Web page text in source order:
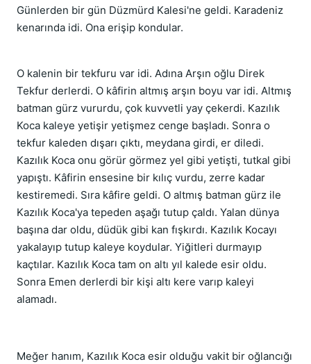
Günlerden bir gün Düzmürd Kalesi'ne geldi. Karadeniz
kenarında idi. Ona erişip kondular.
O kalenin bir tekfuru var idi. Adına Arşın oğlu Direk
Tekfur derlerdi. O kâfirin altmış arşın boyu var idi. Altmış
batman gürz vururdu, çok kuvvetli yay çekerdi. Kazılık
Koca kaleye yetişir yetişmez cenge başladı. Sonra o
tekfur kaleden dışarı çıktı, meydana girdi, er diledi.
Kazılık Koca onu görür görmez yel gibi yetişti, tutkal gibi
yapıştı. Kâfirin ensesine bir kılıç vurdu, zerre kadar
kestiremedi. Sıra kâfire geldi. O altmış batman gürz ile
Kazılık Koca'ya tepeden aşağı tutup çaldı. Yalan dünya
başına dar oldu, düdük gibi kan fışkırdı. Kazılık Kocayı
yakalayıp tutup kaleye koydular. Yiğitleri durmayıp
kaçtılar. Kazılık Koca tam on altı yıl kalede esir oldu.
Sonra Emen derlerdi bir kişi altı kere varıp kaleyi
alamadı.
Meğer hanım, Kazılık Koca esir olduğu vakit bir oğlancığı